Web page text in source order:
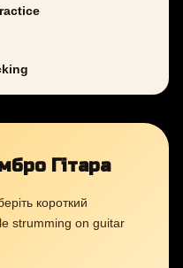
Гітара
короткий
strumming on guitar